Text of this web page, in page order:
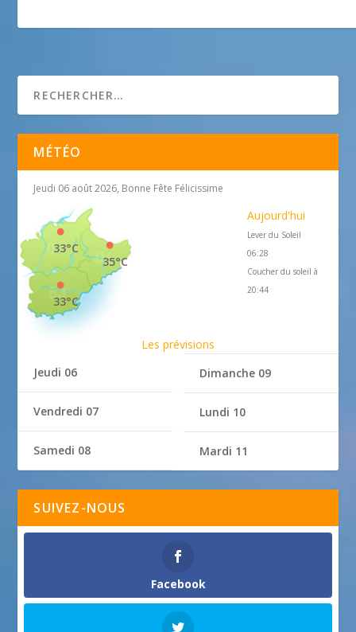
MÉTÉO
Jeudi 06 août 2026, Bonne Fête Félicissime
35°C
33°C
33°C
Aujourd'hui
Lever du Soleil
06:28
Coucher du soleil à
20:44
Les prévisions
Jeudi 06
Vendredi 07
Samedi 08
Dimanche 09
Lundi 10
Mardi 11
SUIVEZ-NOUS
Facebook